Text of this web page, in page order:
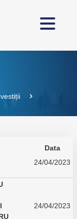
Data
24/04/2023
24/04/2023